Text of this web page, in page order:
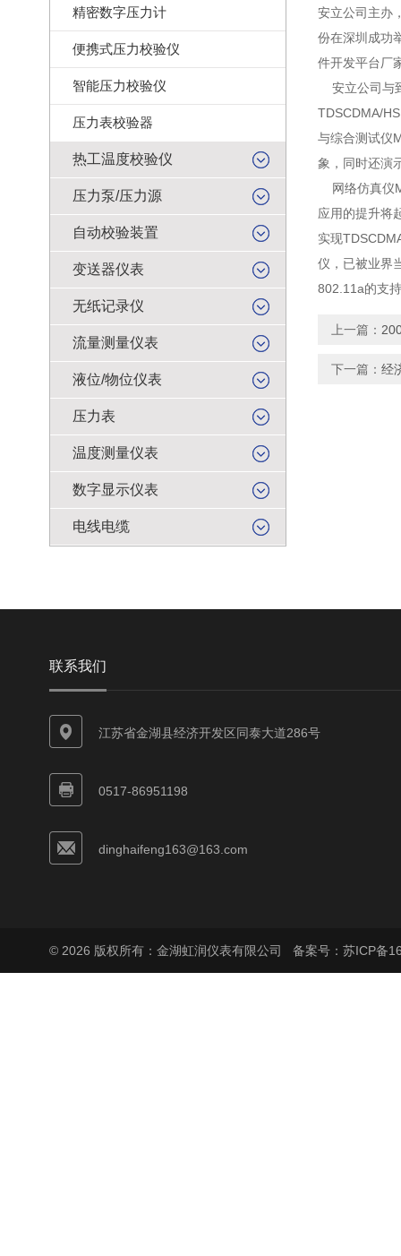
精密数字压力计
便携式压力校验仪
智能压力校验仪
压力表校验器
热工温度校验仪
压力泵/压力源
自动校验装置
变送器仪表
无纸记录仪
流量测量仪表
液位/物位仪表
压力表
温度测量仪表
数字显示仪表
电线电缆
安立公司主办
份在深圳成功
件开发平台厂
安立公司与
TDSCDMA/
与综合测试仪
象，同时还演
网络仿真仪
应用的提升将
实现
仪，已被业界
802.11a的支
上一篇：
下一篇： 经
联系我们
江苏省金湖县经济开发区同泰大道286号
0517-86951198
dinghaifeng163@163.com
© 2026 版权所有：金湖虹润仪表有限公司 备案号：苏ICP备